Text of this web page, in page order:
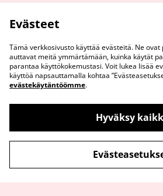
Evästeiden
Evästeet
Tämä verkkosivusto käyttää evästeitä. Ne
auttavat meitä ymmärtämään, kuinka käytät
parantaa käyttökokemustasi. Voit lukea lisää
käyttöä napsauttamalla kohtaa
evästekäytäntöömme.
Hyväksy